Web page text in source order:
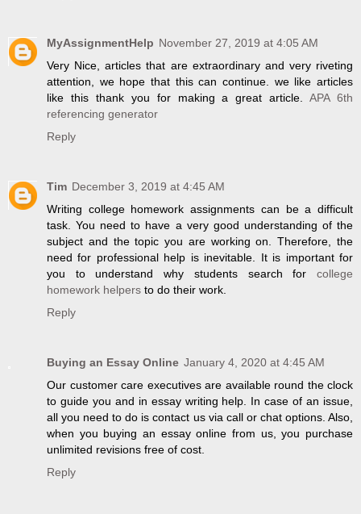
MyAssignmentHelp November 27, 2019 at 4:05 AM
Very Nice, articles that are extraordinary and very riveting
attention, we hope that this can continue. we like articles
like this thank you for making a great article.APA 6th
referencing generator
Reply
Tim December 3, 2019 at 4:45 AM
Writing college homework assignments can be a difficult
task. You need to have a very good understanding of the
subject and the topic you are working on. Therefore, the
need for professional help is inevitable. It is important for
you to understand why students search for college
homework helpers to do their work.
Reply
Buying an Essay Online January 4, 2020 at 4:45 AM
Our customer care executives are available round the clock
to guide you and in essay writing help. In case of an issue,
all you need to do is contact us via call or chat options. Also,
when you buying an essay online from us, you purchase
unlimited revisions free of cost.
Reply